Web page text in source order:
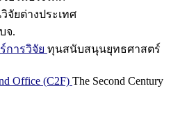
จัยต่างประเทศ
จ.
ารวิจัย ทุนสนับสนุนยุทธศาสตร์
Office (C2F) The Second Century